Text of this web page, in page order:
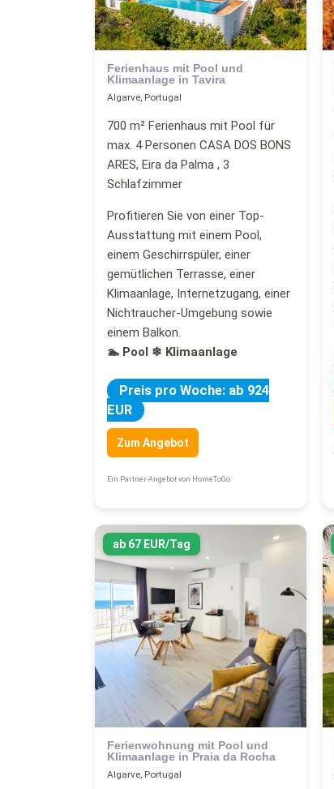
Ferienhaus mit Pool und
Klimaanlage in Tavira
Algarve, Portugal
700 m² Ferienhaus mit Pool für
max. 4 Personen CASA DOS BONS
ARES, Eira da Palma , 3
Schlafzimmer
Profitieren Sie von einer Top-
Ausstattung mit einem Pool,
einem Geschirrspüler, einer
gemütlichen Terrasse, einer
Klimaanlage, Internetzugang, einer
Nichtraucher-Umgebung sowie
einem Balkon.
🏊 Pool ❄ Klimaanlage
Preis pro Woche: ab 924
EUR
Zum Angebot
Ein Partner-Angebot von HomeToGo
ab 67 EUR/Tag
Ferienwohnung mit Pool und
Klimaanlage in Praia da Rocha
Algarve, Portugal